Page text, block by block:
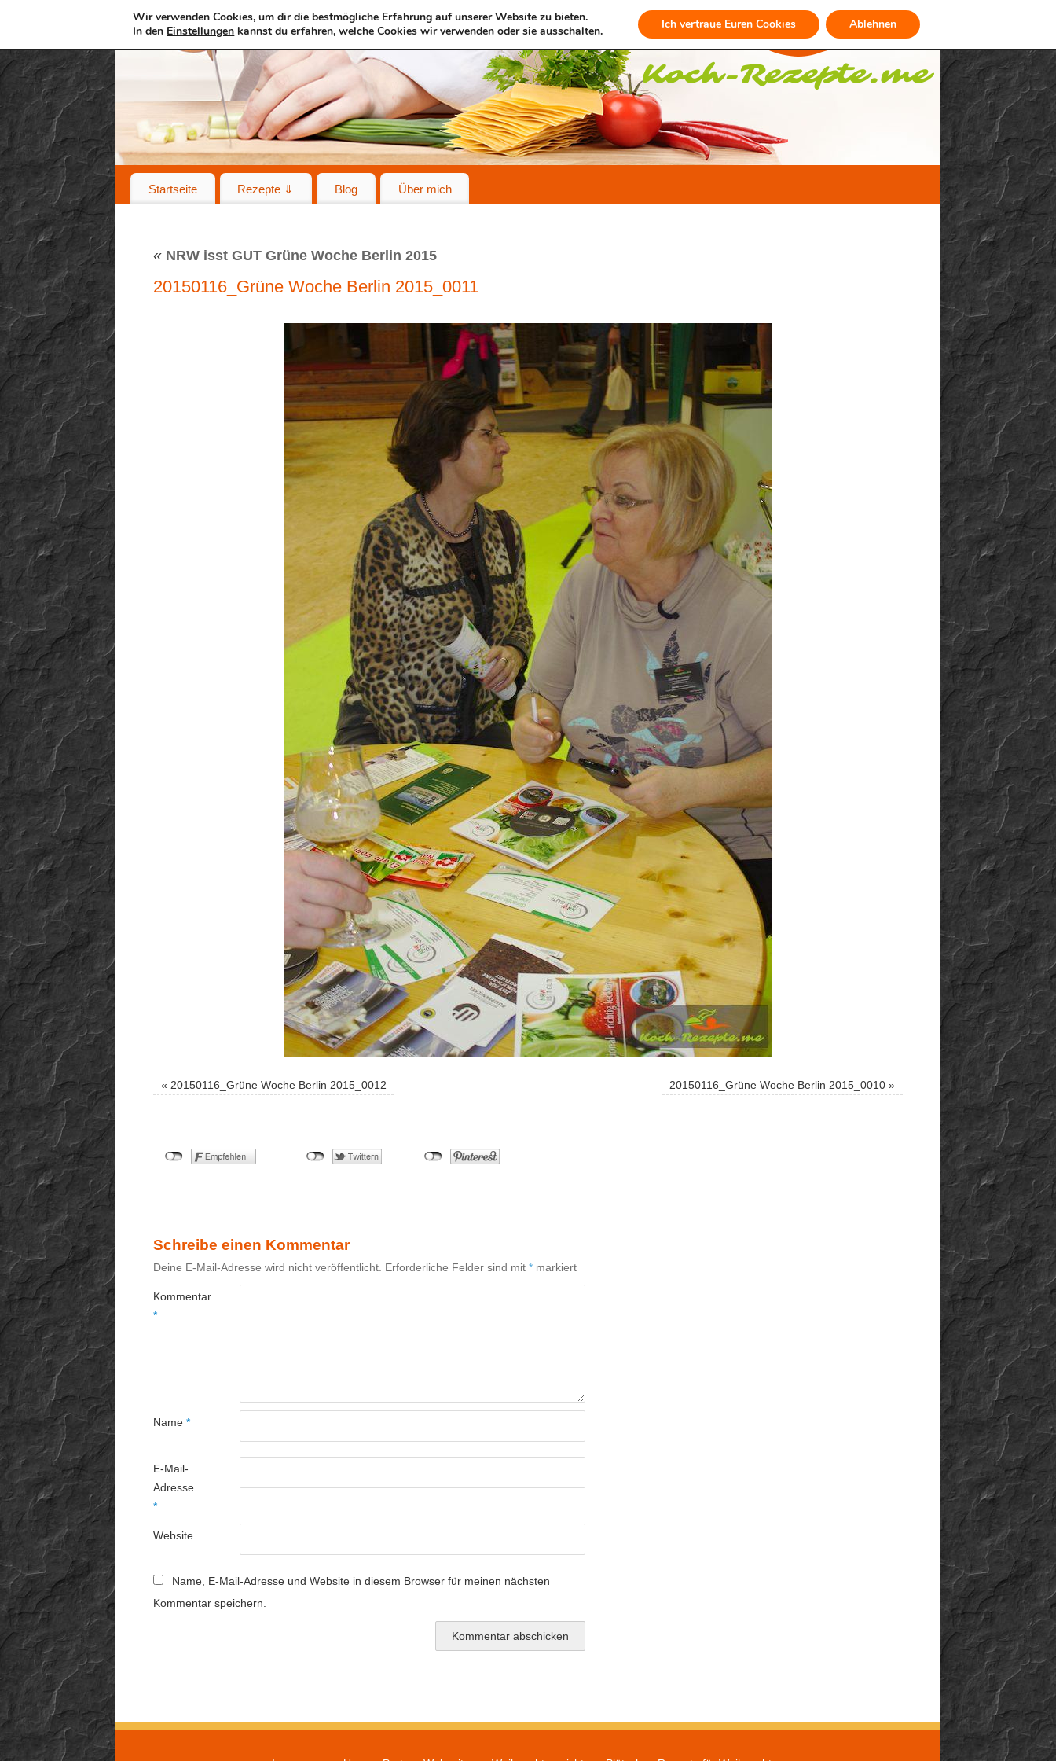
Startseite Rezepte ⇓ Blog Über mich
« NRW isst GUT Grüne Woche Berlin 2015
20150116_Grüne Woche Berlin 2015_0011
« 20150116_Grüne Woche Berlin 2015_0012 20150116_Grüne Woche Berlin 2015_0010 »
Schreibe einen Kommentar
Deine E-Mail-Adresse wird nicht veröffentlicht. Erforderliche Felder sind mit * markiert
Kommentar
*
Name *
E-Mail-
Adresse
*
Website
Name, E-Mail-Adresse und Website in diesem Browser für meinen nächsten
Kommentar speichern.
Wir verwenden Cookies, um dir die bestmögliche Erfahrung auf unserer Website zu bieten.
In den Einstellungen kannst du erfahren, welche Cookies wir verwenden oder sie ausschalten. Ich vertraue Euren Cookies Ablehnen